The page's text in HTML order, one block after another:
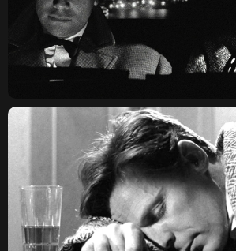
ПЕТЕРБУРГ
КОНФИДЕНЦИАЛЬНОСТЬ
ДОГОВОР ОФЕРТЫ
TELEGRAM